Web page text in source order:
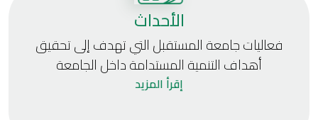
الأحداث
فعاليات جامعة المستقبل التي تهدف إلى تحقيق
أهداف التنمية المستدامة داخل الجامعة
إقرأ المزيد